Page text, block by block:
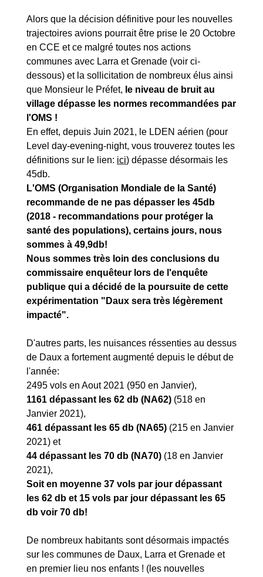
Alors que la décision définitive pour les nouvelles
trajectoires avions pourrait être prise le 20 Octobre
en CCE et ce malgré toutes nos actions
communes avec Larra et Grenade (voir ci-
dessous) et la sollicitation de nombreux élus ainsi
que Monsieur le Préfet, le niveau de bruit au
village dépasse les normes recommandées par
l'OMS !
En effet, depuis Juin 2021, le LDEN aérien (pour
Level day-evening-night, vous trouverez toutes les
définitions sur le lien: ici) dépasse désormais les
45db.
L'OMS (Organisation Mondiale de la Santé)
recommande de ne pas dépasser les 45db
(2018 - recommandations pour protéger la
santé des populations), certains jours, nous
sommes à 49,9db!
Nous sommes très loin des conclusions du
commissaire enquêteur lors de l'enquête
publique qui a décidé de la poursuite de cette
expérimentation "Daux sera très légèrement
impacté".
D'autres parts, les nuisances réssenties au dessus
de Daux a fortement augmenté depuis le début de
l'année:
2495 vols en Aout 2021 (950 en Janvier),
1161 dépassant les 62 db (NA62) (518 en
Janvier 2021),
461 dépassant les 65 db (NA65) (215 en Janvier
2021) et
44 dépassant les 70 db (NA70) (18 en Janvier
2021),
Soit en moyenne 37 vols par jour dépassant
les 62 db et 15 vols par jour dépassant les 65
db voir 70 db!
De nombreux habitants sont désormais impactés
sur les communes de Daux, Larra et Grenade et
en premier lieu nos enfants ! (les nouvelles